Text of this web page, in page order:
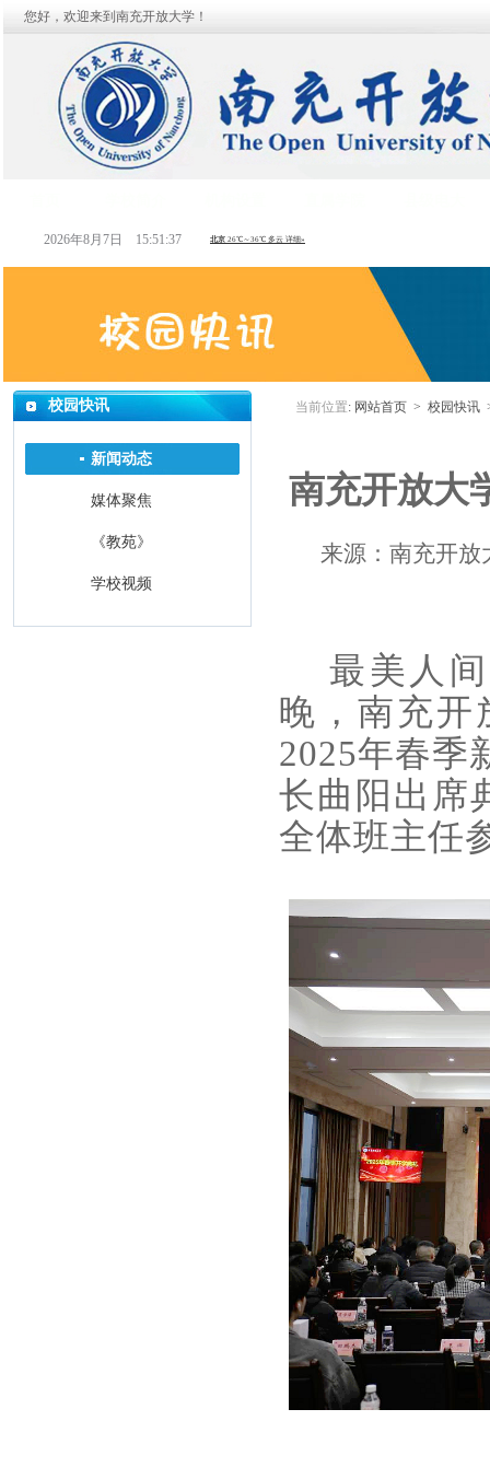
您好，欢迎来到南充开放大学！
2026年8月7日 15:51:38
校园快讯
新闻动态
媒体聚焦
《教苑》
学校视频
当前位置: 网站首页 > 校园快讯
南充开放大
来源：南充开
最美人间
晚，南充
2025年春季
长曲阳出席
全体班主任